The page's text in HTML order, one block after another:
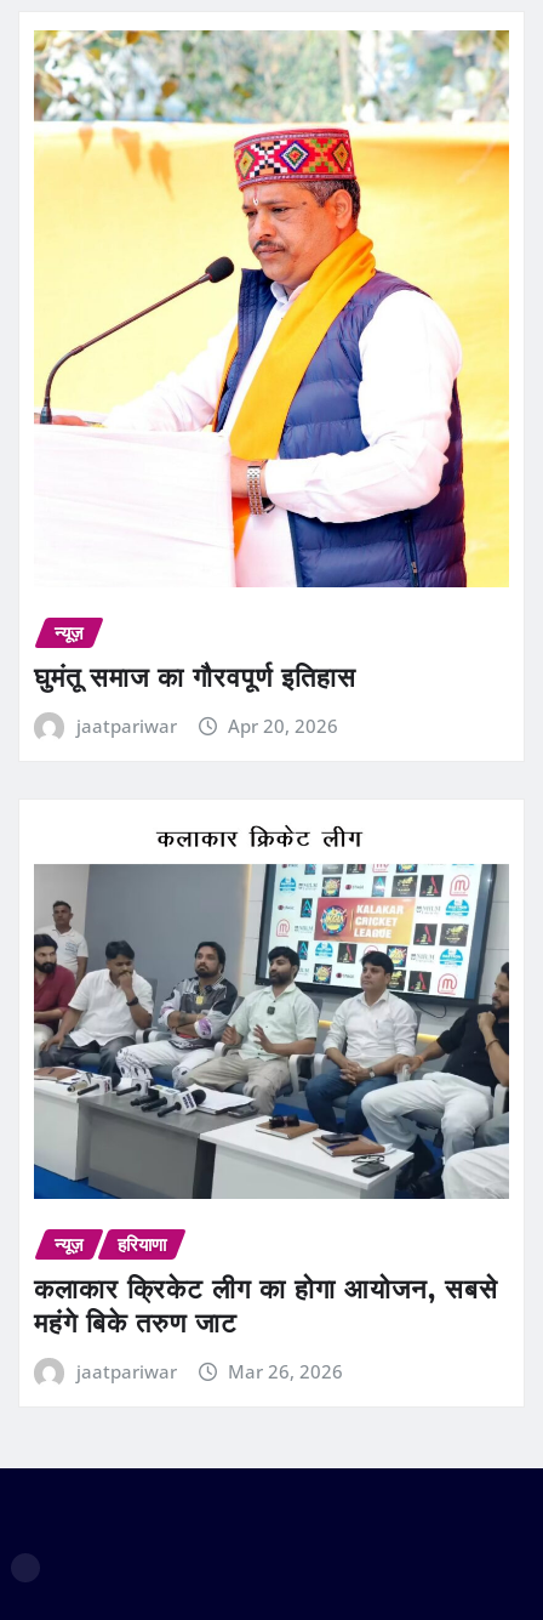
न्यूज़
घुमंतू समाज का गौरवपूर्ण इतिहास
jaatpariwar Apr 20, 2026
न्यूज़ हरियाणा
कलाकार क्रिकेट लीग का होगा आयोजन, सबसे
महंगे बिके तरुण जाट
jaatpariwar Mar 26, 2026